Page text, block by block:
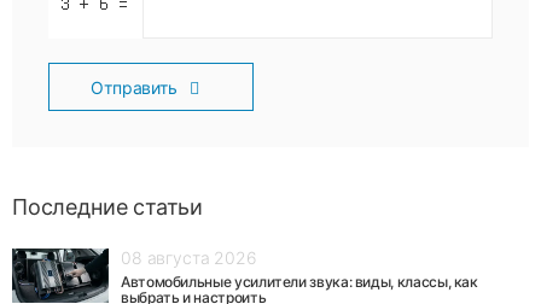
Отправить
Последние статьи
08 августа 2026
Автомобильные усилители звука: виды, классы, как
выбрать и настроить